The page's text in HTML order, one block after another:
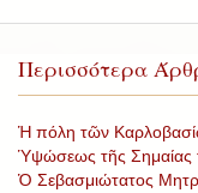
Περισσότερα
Ἡ πόλη τῶν
Ὑψώσεως τῆς Σημαίας
Ὁ Σεβασμιώτατος